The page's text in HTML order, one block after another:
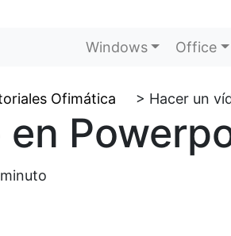
Windows Office
Ofimática > Hacer un
minuto